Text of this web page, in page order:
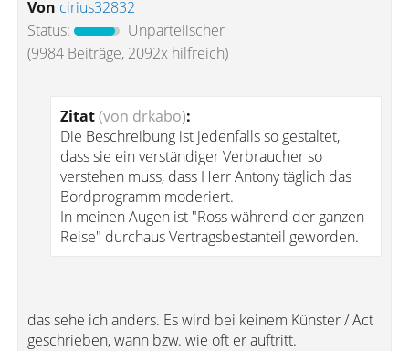
Von cirius32832
Status:
Unparteiischer
(9984 Beiträge, 2092x hilfreich)
Zitat(von drkabo):
Die Beschreibung ist jedenfalls so gestaltet,
dass sie ein verständiger Verbraucher so
verstehen muss, dass Herr Antony täglich das
Bordprogramm moderiert.
In meinen Augen ist "Ross während der ganzen
Reise" durchaus Vertragsbestanteil geworden.
das sehe ich anders. Es wird bei keinem Künster / Act
geschrieben, wann bzw. wie oft er auftritt.